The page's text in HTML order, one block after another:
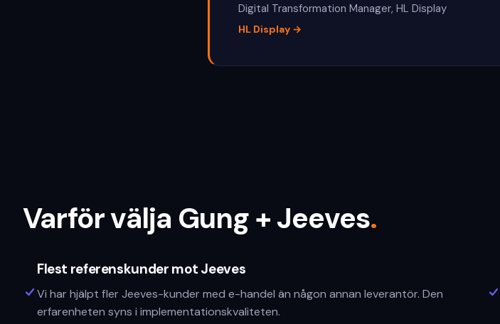
Digital Transformation Manager, HL Display
HL Display →
Varför välja Gung + Jeeves.
Flest referenskunder mot Jeeves
Vi har hjälpt fler Jeeves-kunder med e-handel än någon annan leverantör. Den
erfarenheten syns i implementationskvaliteten.